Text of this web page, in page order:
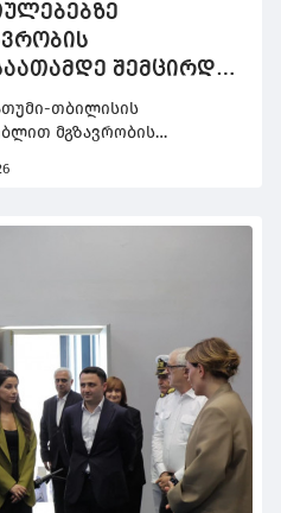
შემცირდა -
საქართველოს
თბილისის
მგზავრობის
დღეს საქართველოს
მინისტრ მარიამ